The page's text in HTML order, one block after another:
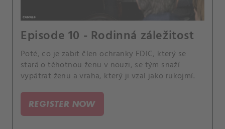
Episode 10 - Rodinná záležitost
Poté, co je zabit člen ochranky FDIC, který se
stará o těhotnou ženu v nouzi, se tým snaží
vypátrat ženu a vraha, který ji vzal jako rukojmí.
REGISTER NOW